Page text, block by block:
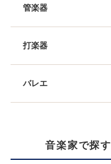
管楽器
打楽器
バレエ
音楽家で探す